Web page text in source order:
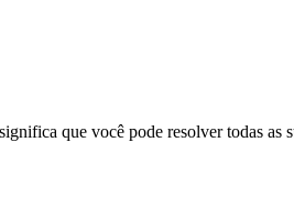
que você pode resolver todas as